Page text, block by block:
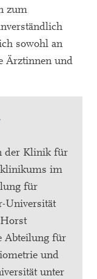
zum
sowohl an
Ärztinnen und
der Klinik für
im
für
Universität
Abteilung für
und
unter